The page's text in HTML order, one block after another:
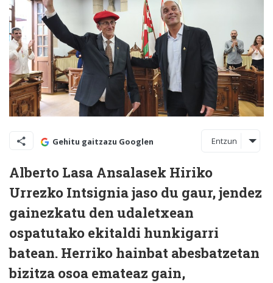
Gehitu gaitzazu Googlen Entzun
Alberto Lasa Ansalasek Hiriko
Urrezko Intsignia jaso du gaur, jendez
gainezkatu den udaletxean
ospatutako ekitaldi hunkigarri
batean. Herriko hainbat abesbatzetan
bizitza osoa emateaz gain,